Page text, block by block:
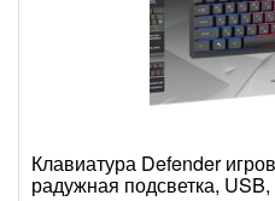
Клавиатура Defender
радужная подсветка,